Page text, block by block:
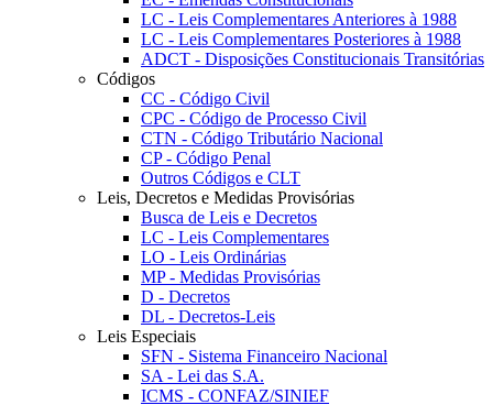
LC - Leis Complementares Anteriores à 1988
LC - Leis Complementares Posteriores à 1988
ADCT - Disposições Constitucionais Transitórias
Códigos
CC - Código Civil
CPC - Código de Processo Civil
CTN - Código Tributário Nacional
CP - Código Penal
Outros Códigos e CLT
Leis, Decretos e Medidas Provisórias
Busca de Leis e Decretos
LC - Leis Complementares
LO - Leis Ordinárias
MP - Medidas Provisórias
D - Decretos
DL - Decretos-Leis
Leis Especiais
SFN - Sistema Financeiro Nacional
SA - Lei das S.A.
ICMS - CONFAZ/SINIEF